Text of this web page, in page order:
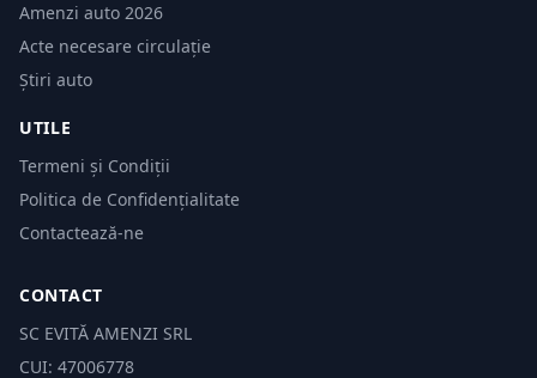
Amenzi auto 2026
Acte necesare circulație
Știri auto
UTILE
Termeni și Condiții
Politica de Confidențialitate
Contactează-ne
CONTACT
SC EVITĂ AMENZI SRL
CUI: 47006778